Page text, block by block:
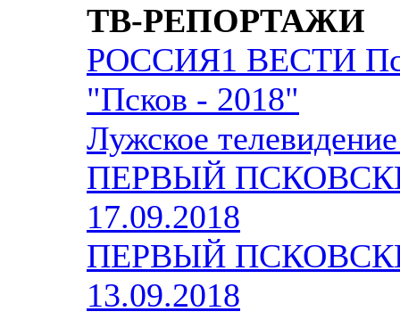
ТВ-РЕПОРТАЖИ
РОССИЯ1 ВЕСТИ
"Псков - 2018"
Лужское
ПЕРВЫЙ
17.09.2018
ПЕРВЫЙ
13.09.2018